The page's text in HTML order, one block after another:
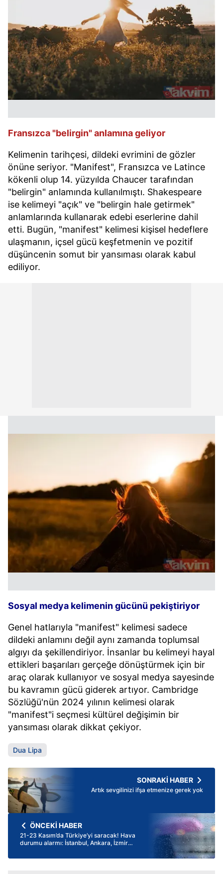
Fransızca "belirgin" anlamına geliyor
Kelimenin tarihçesi, dildeki evrimini de gözler
önüne seriyor. "Manifest", Fransızca ve Latince
kökenli olup 14. yüzyılda Chaucer tarafından
"belirgin" anlamında kullanılmıştı. Shakespeare
ise kelimeyi "açık" ve "belirgin hale getirmek"
anlamlarında kullanarak edebi eserlerine dahil
etti. Bugün, "manifest" kelimesi kişisel hedeflere
ulaşmanın, içsel gücü keşfetmenin ve pozitif
düşüncenin somut bir yansıması olarak kabul
ediliyor.
Sosyal medya kelimenin gücünü pekiştiriyor
Genel hatlarıyla "manifest" kelimesi sadece
dildeki anlamını değil aynı zamanda toplumsal
algıyı da şekillendiriyor. İnsanlar bu kelimeyi hayal
ettikleri başarıları gerçeğe dönüştürmek için bir
araç olarak kullanıyor ve sosyal medya sayesinde
bu kavramın gücü giderek artıyor. Cambridge
Sözlüğü'nün 2024 yılının kelimesi olarak
"manifest"i seçmesi kültürel değişimin bir
yansıması olarak dikkat çekiyor.
Dua Lipa
SONRAKİ HABER
Artık sevgilinizi ifşa etmenize gerek yok
ÖNCEKİ HABER
21-23 Kasım’da Türkiye’yi saracak! Hava
durumu alarmı: İstanbul, Ankara, İzmir